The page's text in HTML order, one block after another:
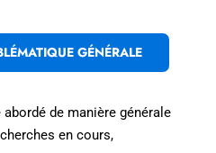
GÉNÉRALE
abordé de manière générale
en cours,